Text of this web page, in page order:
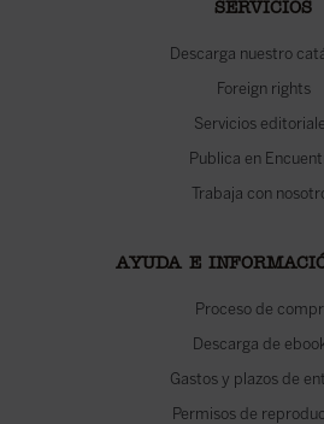
SERVICIOS
Descarga nuestro
Foreign rights
Servicios
Publica en
Trabaja con
AYUDA E
Proceso de
Descarga de
Gastos y plazos de
Permisos de